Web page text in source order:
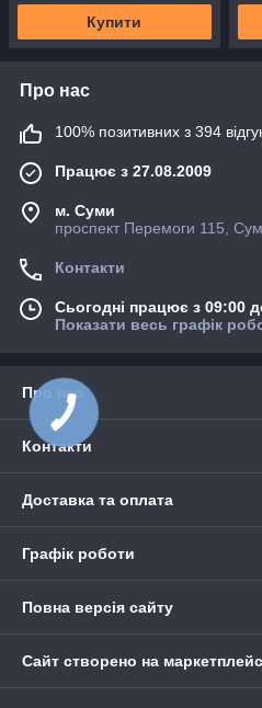
Купити
Про нас
100% позитивних з 394
Працює з 27.08.2009
м. Суми
проспект Перемоги 115,
Контакти
Сьогодні працює з 09:00
Показати весь графік
Про нас
Контакти
Доставка та оплата
Графік роботи
Повна версія сайту
Сайт створено на